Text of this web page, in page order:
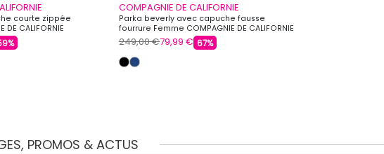
courte zippée
CALIFORNIE
COMPAGNIE DE CALIFORNIE
Parka beverly avec capuche fausse
fourrure Femme COMPAGNIE DE CALIFORNIE
249,00 €79,99 € 67%
PROMOS & ACTUS